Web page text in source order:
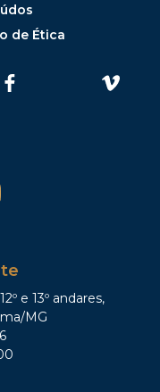
de Ética
e 13º andares,
MG